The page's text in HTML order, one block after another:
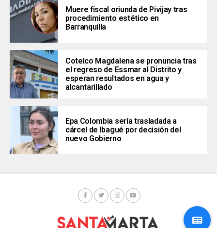
Muere fiscal oriunda de Pivijay tras
procedimiento estético en
Barranquilla
Cotelco Magdalena se pronuncia tras
el regreso de Essmar al Distrito y
esperan resultados en agua y
alcantarillado
Epa Colombia sería trasladada a
cárcel de Ibagué por decisión del
nuevo Gobierno